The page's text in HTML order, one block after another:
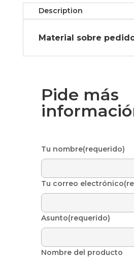
Description
Material sobre
Pide más
Tu nombre(requerido)
Tu correo
Asunto(requerido)
Nombre del producto